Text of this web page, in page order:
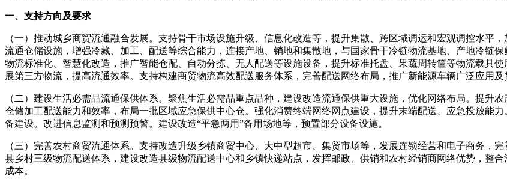
一、支持方向及要求
（一）推动城乡商贸流通融合发展。支持骨干市场设施升级、信息化改造等，提升集散、跨区域调运和宏观调控水平
流通仓储设施，增强冷藏、加工、配送等综合能力，连接产地、销地和集散地，与国家骨干冷链物流基地、产地冷链
物流标准化、智慧化改造，推广智能仓配、自动分拣、无人配送等设施设备，提升标准托盘、果蔬周转筐等物流载具
展第三方物流，提高流通效率。支持构建商贸物流高效配送服务体系，完善配送网络布局，推广新能源车辆广泛应用及
（二）建设生活必需品流通保供体系。聚焦生活必需品重点品种，建设改造流通保供重大设施，优化网络布局。提升
仓储加工配送能力和效率，布局一批区域应急保供中心仓。强化消费终端网络网点建设，提升末端配送、应急投放能
备建设。改进信息监测和预测预警。建设改造“平急两用”备用场地等，预置部分设备设施。
（三）完善农村商贸流通体系。支持改造升级乡镇商贸中心、大中型超市、集贸市场等，发展连锁经营和电子商务，
县乡村三级物流配送体系，建设改造县级物流配送中心和乡镇快递站点，发挥邮政、供销和农村经销商网络优势，整
成本。